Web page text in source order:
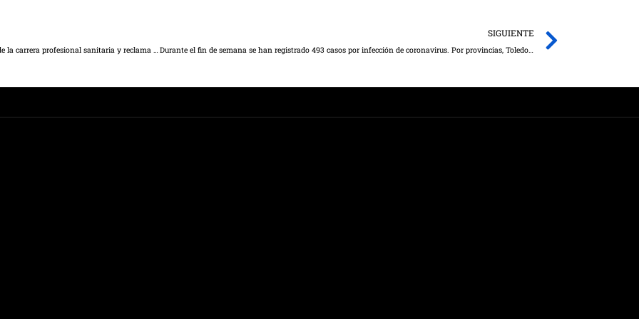
Núñez llevará el jueves al pleno de las Cortes la recuperación de la carrera profesional sanitaria y reclama a PSOE y Cs su apoyo: “Es de justicia”
SIGUIENTE
Durante el fin de semana se han registrado 493 casos por infección de coronavirus. Por provincias, Toledo ha registrado 208 casos, Ciudad Real 102, Guadalajara 94, Albacete 68 y Cuenca 21.